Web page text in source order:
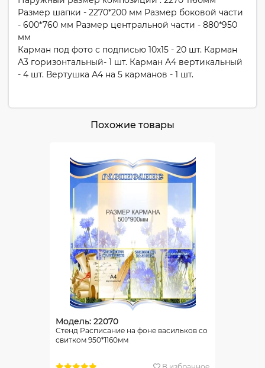
Размер шапки - 2270*200 мм Размер боковой части
- 600*760 мм Размер центральной части - 880*950
мм
Карман под фото с подписью 10х15 - 20 шт. Карман
А3 горизонтальный- 1 шт. Карман А4 вертикальный
- 4 шт. Вертушка А4 на 5 карманов - 1 шт.
Похожие товары
Модель: 22070
Стенд Расписание на фоне васильков со
свитком 950*1160мм